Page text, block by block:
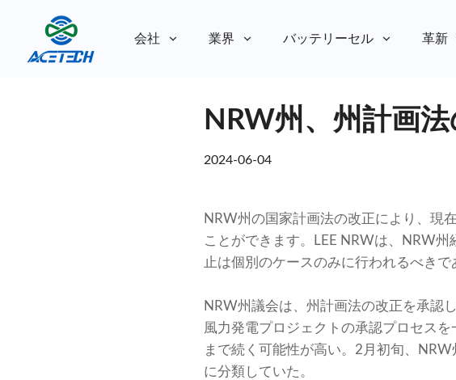
会社 業界 バッテリーセル 革新
NRW州、州計画
2024-06-04
NRW州の国家計画法の改正により、現
ことができます。LEE NRWは、NRW
止は個別のケースのみに行われるべきで
NRW州議会は、州計画法の改正を承認
風力発電プロジェクトの承認プロセス
まで続く可能性が高い。2月初旬、
に分類していた。